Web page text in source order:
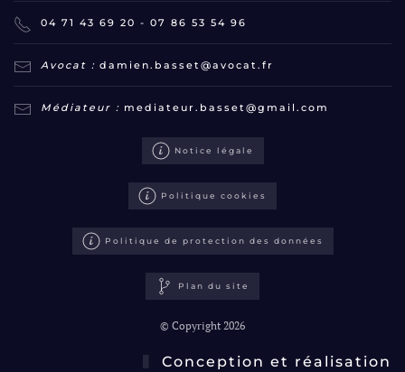
04 71 43 69 20 - 07 86 53 54 96
Avocat : damien.basset@avocat.fr
Médiateur : mediateur.basset@gmail.com
Notice légale
Politique cookies
Politique de protection des données
Plan du site
© Copyright 2026
Conception et réalisation